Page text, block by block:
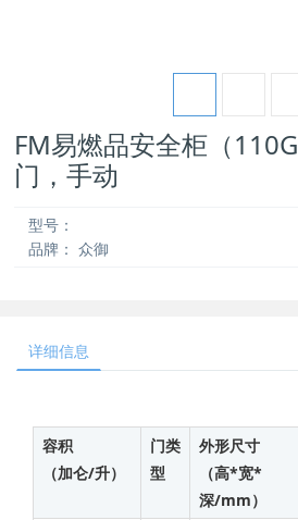
FM易燃品安全柜（
门，手动
型号：
品牌： 众御
详细信息
容积
（加仑/升）
门类
型
外形尺寸
（高*宽*
深/mm）